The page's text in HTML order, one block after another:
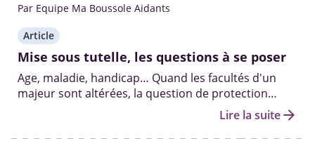
Par Equipe Ma Boussole Aidants
Article
Mise sous tutelle, les questions à se poser
Age, maladie, handicap… Quand les facultés d'un
majeur sont altérées, la question de protection
juridique se pose. Différence entre tutelle et
curatelle, rôle du tuteur, conseil de famille...
décryptage.
Lire la suitearrow_forward